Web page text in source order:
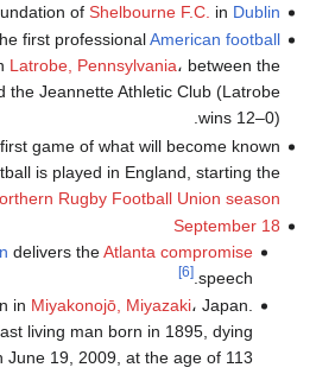
of Shelbourne F.C. in Dublin
first professionalAmerican football
Latrobe, Pennsylvania، between the
the Jeannette Athletic Club (Latrobe
wins 12–0).
game of what will become known
is played in England, starting the
Rugby Football Union season
September 18
delivers theAtlanta compromise
speech.
[6]
in Miyakonojō, Miyazaki، Japan.
living man born in 1895, dying
June 19, 2009, at the age of 113.